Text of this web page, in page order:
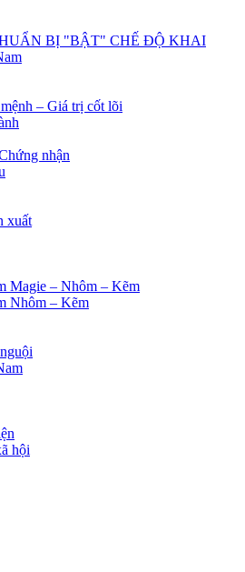
– Giá trị cốt lõi
nhận
xuất
Magie – Nhôm – Kẽm
Nhôm – Kẽm
hội